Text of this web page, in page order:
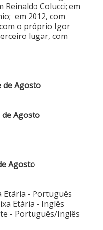
Reinaldo Colucci; em
em 2012, com
com o próprio Igor
lugar, com
de Agosto
de Agosto
Agosto
Etária - Português
Etária - Inglês
- Português/Inglês